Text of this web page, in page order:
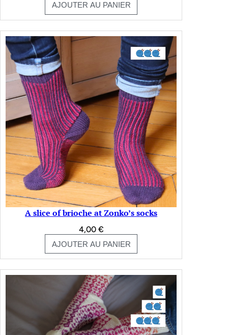
AJOUTER AU PANIER
A slice of brioche at Zonko’s socks
4,00 €
AJOUTER AU PANIER